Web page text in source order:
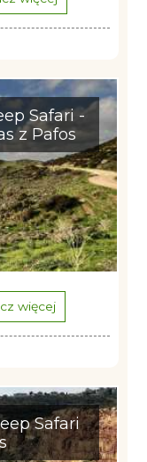
Safari -
z Pafos
więcej
Safari